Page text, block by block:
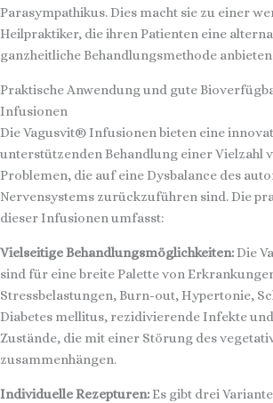
Parasympathikus. Dies macht sie zu einer
Heilpraktiker, die ihren Patienten eine
ganzheitliche Behandlungsmethode
Praktische Anwendung und gute
Infusionen
Die Vagusvit® Infusionen bieten eine
unterstützenden Behandlung einer Vielzahl
Problemen, die auf eine Dysbalance des
Nervensystems zurückzuführen sind. Die
dieser Infusionen umfasst:
Vielseitige Behandlungsmöglichkeiten: Die
sind für eine breite Palette von
Stressbelastungen, Burn-out, Hypertonie,
Diabetes mellitus, rezidivierende Infekte
Zustände, die mit einer Störung des
zusammenhängen.
Individuelle Rezepturen: Es gibt drei